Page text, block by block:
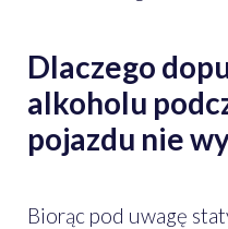
Dlaczego
alkoholu
pojazdu nie
Biorąc pod uwagę